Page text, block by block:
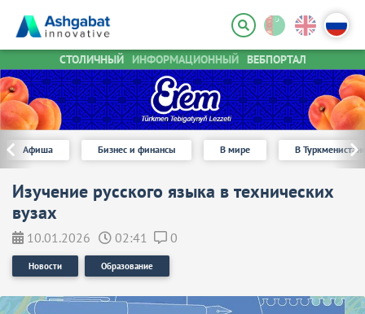
СТОЛИЧНЫЙ ИНФОРМАЦИОННЫЙ ВЕБПОРТАЛ
Афиша Бизнес и финансы В мире В
Изучение русского языка в технических
вузах
10.01.2026 02:41 0
Новости Образование